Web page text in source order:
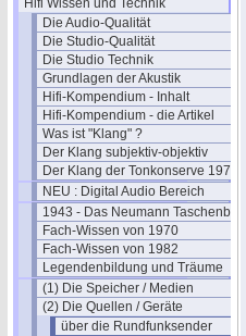
Hifi Wissen und Technik
Die Audio-Qualität
Die Studio-Qualität
Die Studio Technik
Grundlagen der Akustik
Hifi-Kompendium - Inhalt
Hifi-Kompendium - die Artikel
Was ist "Klang" ?
Der Klang subjektiv-objektiv
Der Klang der Tonkonserve 1979
NEU : Digital Audio Bereich
1943 - Das Neumann Taschenbuch
Fach-Wissen von 1970
Fach-Wissen von 1982
Legendenbildung und Träume
(1) Die Speicher / Medien
(2) Die Quellen / Geräte
über die Rundfunksender